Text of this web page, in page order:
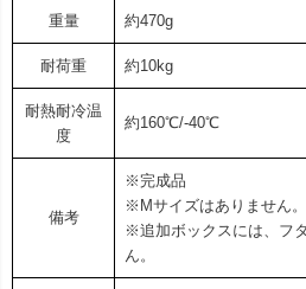
重量 約470g
耐荷重 約10kg
耐熱耐冷温
度
約160℃/-40℃
備考
※完成品
※Mサイズはありません。
※追加ボックスには、フ
ん。